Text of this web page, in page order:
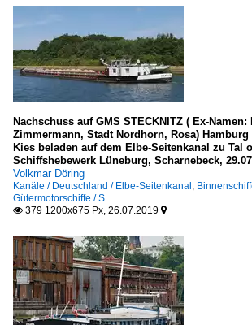
Nachschuss auf GMS STECKNITZ ( Ex-Namen:
Zimmermann, Stadt Nordhorn, Rosa) Hamburg
Kies beladen auf dem Elbe-Seitenkanal zu Tal
Schiffshebewerk Lüneburg, Scharnebeck,
Volkmar Döring
Kanäle / Deutschland / Elbe-Seitenkanal,
Gütermotorschiffe / S
 379 1200x675 Px, 26.07.2019 